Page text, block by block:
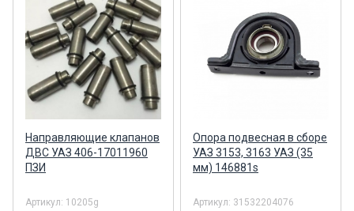
Направляющие клапанов
ДВС УАЗ 406-17011960
ПЗИ
Артикул: 10205g
Опора подвесная в сборе
УАЗ 3153, 3163 УАЗ (35
мм) 146881s
Артикул: 31532204076